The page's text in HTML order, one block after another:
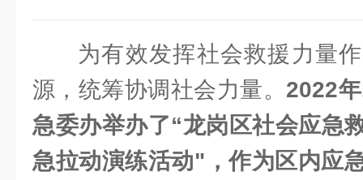
为有效发挥社会救援力量
源，统筹协调社会力量。 2022
急委办举办了“龙岗区社会应急
急拉动演练活动"，作为区内应